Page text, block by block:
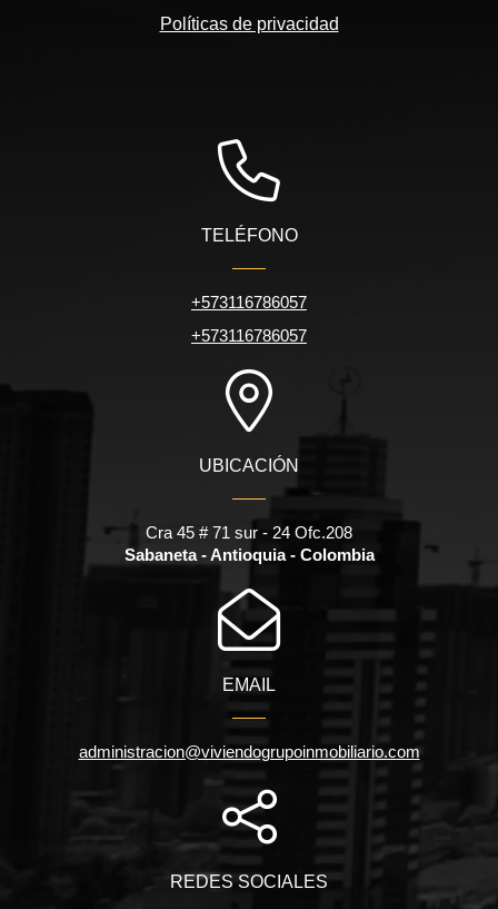
Políticas de privacidad
TELÉFONO
+573116786057
+573116786057
UBICACIÓN
Cra 45 # 71 sur - 24 Ofc.208
Sabaneta - Antioquia - Colombia
EMAIL
administracion@viviendogrupoinmobiliario.com
REDES SOCIALES